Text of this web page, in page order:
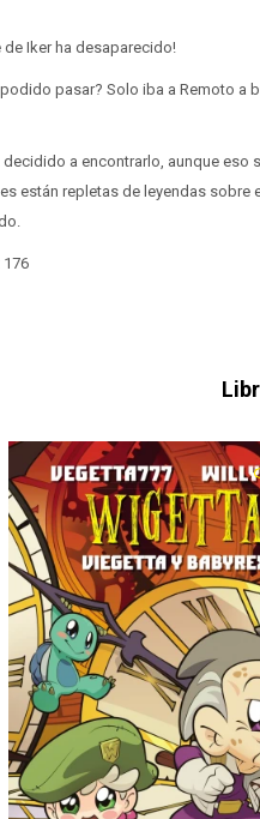
de Iker ha desaparecido!
podido pasar? Solo iba a Remoto
decidido a encontrarlo, aunque
están repletas de leyendas sobre
176